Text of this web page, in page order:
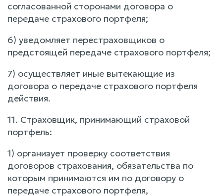
согласованной сторонами договора о
передаче страхового портфеля;
6) уведомляет перестраховщиков о
предстоящей передаче страхового портфеля;
7) осуществляет иные вытекающие из
договора о передаче страхового портфеля
действия.
11. Страховщик, принимающий страховой
портфель:
1) организует проверку соответствия
договоров страхования, обязательства по
которым принимаются им по договору о
передаче страхового портфеля,